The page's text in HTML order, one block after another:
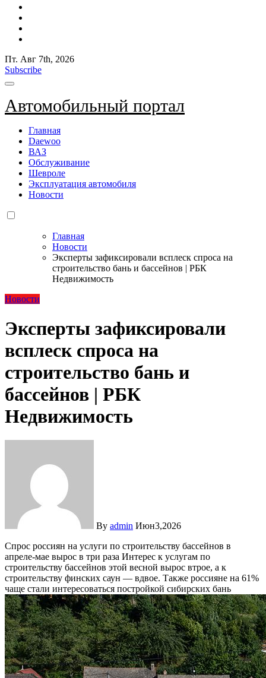
Пт. Авг 7th, 2026
Subscribe
Автомобильный портал
Главная
Daewoo
ВАЗ
Обслуживание
Шевроле
Эксплуатация автомобиля
Новости
Главная
Новости
Эксперты зафиксировали всплеск спроса на
строительство бань и бассейнов | РБК
Недвижимость
Новости
Эксперты зафиксировали
всплеск спроса на
строительство бань и
бассейнов | РБК
Недвижимость
By admin Июн3,2026
Спрос россиян на услуги по строительству бассейнов в
апреле-мае вырос в три раза Интерес к услугам по
строительству бассейнов этой весной вырос втрое, а к
строительству финских саун — вдвое. Также россияне на 61%
чаще стали интересоваться постройкой сибирских бань